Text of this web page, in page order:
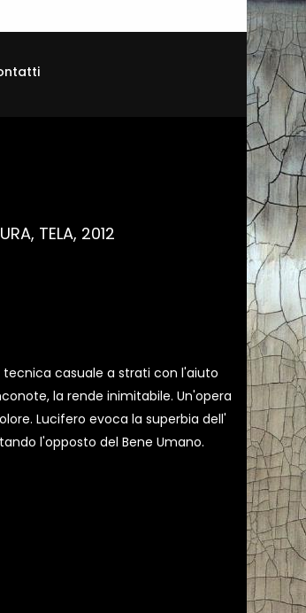
TELA, 2012
casuale a strati con l'aiuto
la rende inimitabile. Un'opera
Lucifero evoca la superbia dell'
l'opposto del Bene Umano.